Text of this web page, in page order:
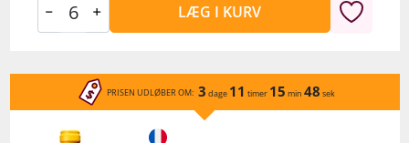
LÆG I KURV
PRISEN UDLØBER OM: 3 dage 11 timer 15 min 48 sek